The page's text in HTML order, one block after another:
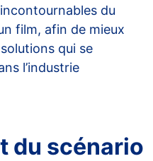
du
film, afin de mieux
qui se
l’industrie
du scénario